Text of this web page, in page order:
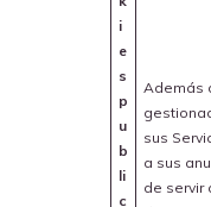
i
e
s
p
u
b
li
c
Además
sus
a sus
de servir